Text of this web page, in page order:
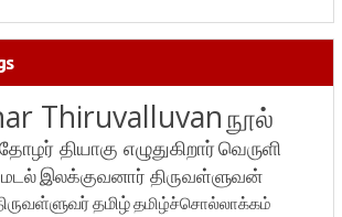
Thiruvalluvanநூல்
தோழர் தியாகு எழுதுகிறார்வெருளி
மடல்இலக்குவனார் திருவள்ளுவன்
தமிழ்தமிழ்ச்சொல்லாக்கம்